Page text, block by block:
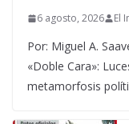
6 agosto, 2026 El
Por: Miguel A.
«Doble Cara»:
metamorfosis